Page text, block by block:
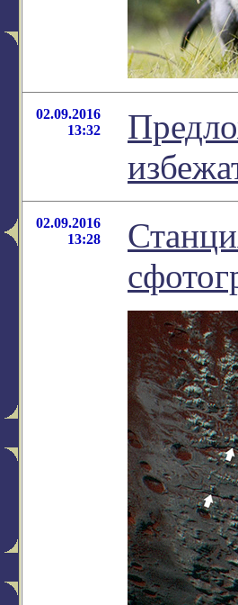
02.09.2016
13:32
02.09.2016
13:28